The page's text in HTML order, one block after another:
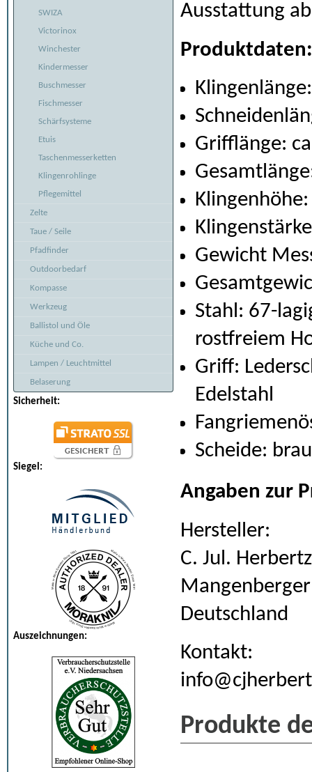
SWIZA
Victorinox
Winchester
Kindermesser
Buschmesser
Fischmesser
Schärfsysteme
Etuis
Taschenmesserketten
Klingenrohlinge
Pflegemittel
Zelte
Taue / Seile
Pfadfinder
Outdoorbedarf
Kompasse
Werkzeug
Ballistol und Öle
Küche und Co.
Lampen / Leuchtmittel
Belaserung
Sicherheit:
Siegel:
Auszeichnungen:
Ausstattung
Produktdaten:
Grifflänge:
Gewicht
Stahl: 67-
rostfreiem
Griff:
Edelstahl
Scheide:
Angaben zur
Hersteller:
C. Jul.
Deutschland
Kontakt:
Produkte